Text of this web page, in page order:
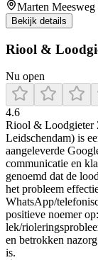
Marten
Bekijk details
Riool &
Nu open
4.6
Riool & Loodgieter
Leidschendam) is
aangeleverde
communicatie en
genoemd dat de
het probleem
WhatsApp/
positieve noemer
lek/
en betrokken
is.